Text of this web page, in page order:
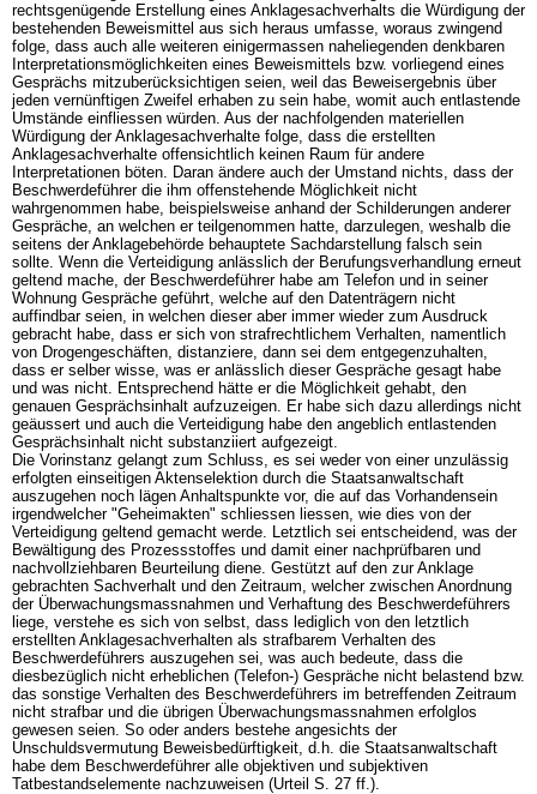
rechtsgenügende Erstellung eines Anklagesachverhalts die Würdigung der
bestehenden Beweismittel aus sich heraus umfasse, woraus zwingend
folge, dass auch alle weiteren einigermassen naheliegenden denkbaren
Interpretationsmöglichkeiten eines Beweismittels bzw. vorliegend eines
Gesprächs mitzuberücksichtigen seien, weil das Beweisergebnis über
jeden vernünftigen Zweifel erhaben zu sein habe, womit auch entlastende
Umstände einfliessen würden. Aus der nachfolgenden materiellen
Würdigung der Anklagesachverhalte folge, dass die erstellten
Anklagesachverhalte offensichtlich keinen Raum für andere
Interpretationen böten. Daran ändere auch der Umstand nichts, dass der
Beschwerdeführer die ihm offenstehende Möglichkeit nicht
wahrgenommen habe, beispielsweise anhand der Schilderungen anderer
Gespräche, an welchen er teilgenommen hatte, darzulegen, weshalb die
seitens der Anklagebehörde behauptete Sachdarstellung falsch sein
sollte. Wenn die Verteidigung anlässlich der Berufungsverhandlung erneut
geltend mache, der Beschwerdeführer habe am Telefon und in seiner
Wohnung Gespräche geführt, welche auf den Datenträgern nicht
auffindbar seien, in welchen dieser aber immer wieder zum Ausdruck
gebracht habe, dass er sich von strafrechtlichem Verhalten, namentlich
von Drogengeschäften, distanziere, dann sei dem entgegenzuhalten,
dass er selber wisse, was er anlässlich dieser Gespräche gesagt habe
und was nicht. Entsprechend hätte er die Möglichkeit gehabt, den
genauen Gesprächsinhalt aufzuzeigen. Er habe sich dazu allerdings nicht
geäussert und auch die Verteidigung habe den angeblich entlastenden
Gesprächsinhalt nicht substanziiert aufgezeigt.
Die Vorinstanz gelangt zum Schluss, es sei weder von einer unzulässig
erfolgten einseitigen Aktenselektion durch die Staatsanwaltschaft
auszugehen noch lägen Anhaltspunkte vor, die auf das Vorhandensein
irgendwelcher "Geheimakten" schliessen liessen, wie dies von der
Verteidigung geltend gemacht werde. Letztlich sei entscheidend, was der
Bewältigung des Prozessstoffes und damit einer nachprüfbaren und
nachvollziehbaren Beurteilung diene. Gestützt auf den zur Anklage
gebrachten Sachverhalt und den Zeitraum, welcher zwischen Anordnung
der Überwachungsmassnahmen und Verhaftung des Beschwerdeführers
liege, verstehe es sich von selbst, dass lediglich von den letztlich
erstellten Anklagesachverhalten als strafbarem Verhalten des
Beschwerdeführers auszugehen sei, was auch bedeute, dass die
diesbezüglich nicht erheblichen (Telefon-) Gespräche nicht belastend bzw.
das sonstige Verhalten des Beschwerdeführers im betreffenden Zeitraum
nicht strafbar und die übrigen Überwachungsmassnahmen erfolglos
gewesen seien. So oder anders bestehe angesichts der
Unschuldsvermutung Beweisbedürftigkeit, d.h. die Staatsanwaltschaft
habe dem Beschwerdeführer alle objektiven und subjektiven
Tatbestandselemente nachzuweisen (Urteil S. 27 ff.).